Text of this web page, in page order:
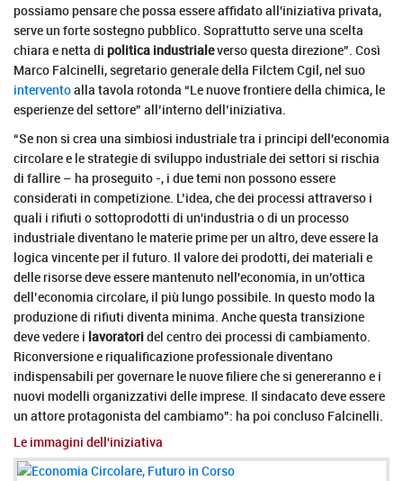
possiamo pensare che possa essere affidato all'iniziativa privata,
serve un forte sostegno pubblico. Soprattutto serve una scelta
chiara e netta di politica industrialeverso questa direzione”. Così
Marco Falcinelli, segretario generale della Filctem Cgil, nel suo
interventoalla tavola rotonda “Le nuove frontiere della chimica, le
esperienze del settore” all’interno dell’iniziativa.
“Se non si crea una simbiosi industriale tra i principi dell'economia
circolare e le strategie di sviluppo industriale dei settori si rischia
di fallire – ha proseguito -, i due temi non possono essere
considerati in competizione. L’idea, che dei processi attraverso i
quali i rifiuti o sottoprodotti di un'industria o di un processo
industriale diventano le materie prime per un altro, deve essere la
logica vincente per il futuro. Il valore dei prodotti, dei materiali e
delle risorse deve essere mantenuto nell'economia, in un’ottica
dell’economia circolare, il più lungo possibile. In questo modo la
produzione di rifiuti diventa minima. Anche questa transizione
deve vedere i lavoratoridel centro dei processi di cambiamento.
Riconversione e riqualificazione professionale diventano
indispensabili per governare le nuove filiere che si genereranno e i
nuovi modelli organizzativi delle imprese. Il sindacato deve essere
un attore protagonista del cambiamo”: ha poi concluso Falcinelli.
Le immagini dell'iniziativa